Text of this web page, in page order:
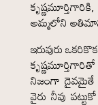
అమ్మలోని
ఇరువురు
నిజంగా దైవమైతే
వైరు నీవు